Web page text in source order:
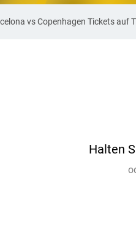
vs Copenhagen Tickets
Halten